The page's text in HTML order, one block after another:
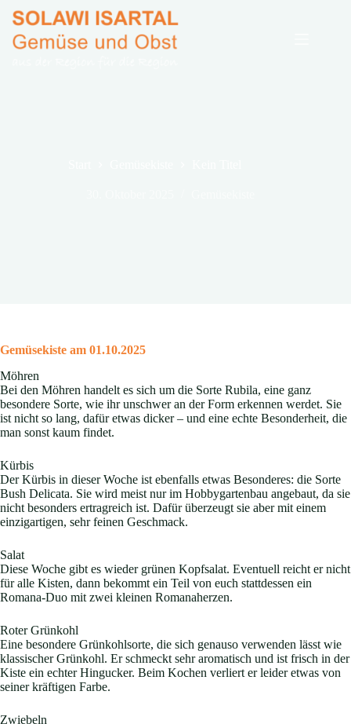
Inhalt
springen
Gemüsekiste am 01.10.2025
Möhren
Bei den Möhren handelt es sich um die Sorte Rubila, eine ganz
besondere Sorte, wie ihr unschwer an der Form erkennen werdet. Sie
ist nicht so lang, dafür etwas dicker – und eine echte Besonderheit, die
man sonst kaum findet.
Kürbis
Der Kürbis in dieser Woche ist ebenfalls etwas Besonderes: die Sorte
Bush Delicata. Sie wird meist nur im Hobbygartenbau angebaut, da sie
nicht besonders ertragreich ist. Dafür überzeugt sie aber mit einem
einzigartigen, sehr feinen Geschmack.
Salat
Diese Woche gibt es wieder grünen Kopfsalat. Eventuell reicht er nicht
für alle Kisten, dann bekommt ein Teil von euch stattdessen ein
Romana-Duo mit zwei kleinen Romanaherzen.
Roter Grünkohl
Eine besondere Grünkohlsorte, die sich genauso verwenden lässt wie
klassischer Grünkohl. Er schmeckt sehr aromatisch und ist frisch in der
Kiste ein echter Hingucker. Beim Kochen verliert er leider etwas von
seiner kräftigen Farbe.
Zwiebeln